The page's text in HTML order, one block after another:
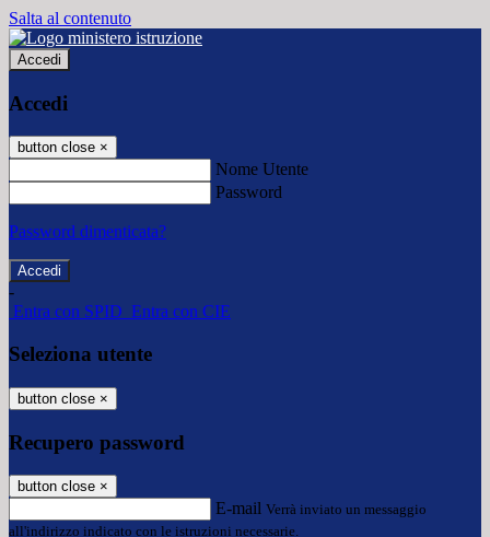
Salta al contenuto
Accedi
Accedi
button close ×
Nome Utente
Password
Password dimenticata?
-
Entra con SPID Entra con CIE
Seleziona utente
button close ×
Recupero password
button close ×
E-mail Verrà inviato un messaggio
all'indirizzo indicato con le istruzioni necessarie.